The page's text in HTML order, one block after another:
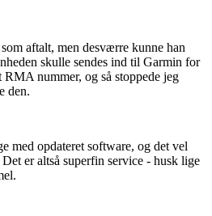
aftalt, men desværre kunne han
skulle sendes ind til Garmin for
nummer, og så stoppede jeg
den.
med opdateret software, og det vel
er altså superfin service - husk lige